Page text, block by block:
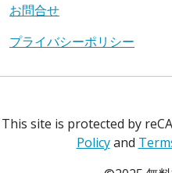
お問合せ
プライバシーポリシー
This site is protected by
Policyand